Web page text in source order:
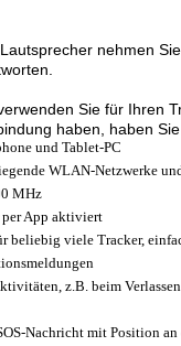
nehmen
Sie für Ihren
haben, haben
und Tablet-PC
WLAN-Netzwerke
MHz
App aktiviert
beliebig viele Tracker,
z.B. beim
Nachricht mit Position an